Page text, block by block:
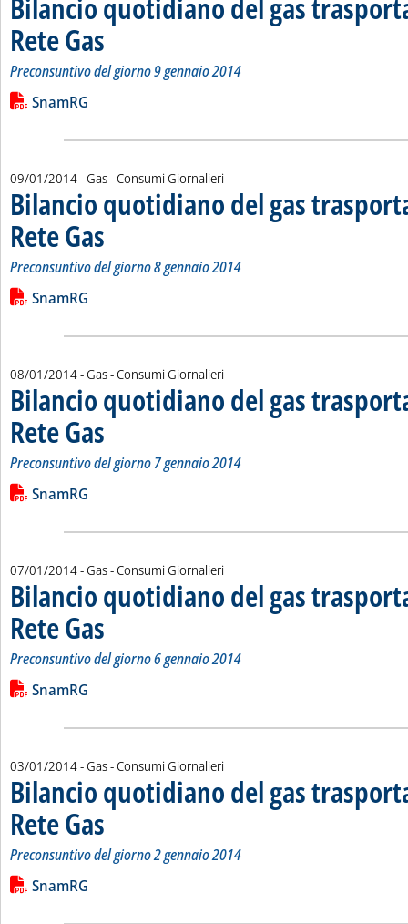
Rete Gas . Sottotitolo: Preconsuntivo del giorno 9 gennaio 2014
. Pubblicata venerdì 10 gennaio 2014 alle 14.51.
Preconsuntivo del giorno 9 gennaio 2014
Leggi tutta la notizia: 'Bilancio quotidiano del gas
Lista allegati PDF alla notizia
SnamRG
09/01/2014- Gas - Consumi Giornalieri
Bilancio quotidiano del gas
Rete Gas . Sottotitolo: Preconsuntivo del giorno 8 gennaio 2014
. Pubblicata giovedì 09 gennaio 2014 alle 14.48.
Preconsuntivo del giorno 8 gennaio 2014
Leggi tutta la notizia: 'Bilancio quotidiano del gas
Lista allegati PDF alla notizia
SnamRG
08/01/2014- Gas - Consumi Giornalieri
Bilancio quotidiano del gas
Rete Gas . Sottotitolo: Preconsuntivo del giorno 7 gennaio 2014
. Pubblicata mercoledì 08 gennaio 2014 alle 14.55.
Preconsuntivo del giorno 7 gennaio 2014
Leggi tutta la notizia: 'Bilancio quotidiano del gas
Lista allegati PDF alla notizia
SnamRG
07/01/2014- Gas - Consumi Giornalieri
Bilancio quotidiano del gas
Rete Gas . Sottotitolo: Preconsuntivo del giorno 6 gennaio 2014
. Pubblicata martedì 07 gennaio 2014 alle 14.31.
Preconsuntivo del giorno 6 gennaio 2014
Leggi tutta la notizia: 'Bilancio quotidiano del gas
Lista allegati PDF alla notizia
SnamRG
03/01/2014- Gas - Consumi Giornalieri
Bilancio quotidiano del gas
Rete Gas . Sottotitolo: Preconsuntivo del giorno 2 gennaio 2014
. Pubblicata venerdì 03 gennaio 2014 alle 14.49.
Preconsuntivo del giorno 2 gennaio 2014
Leggi tutta la notizia: 'Bilancio quotidiano del gas
Lista allegati PDF alla notizia
SnamRG